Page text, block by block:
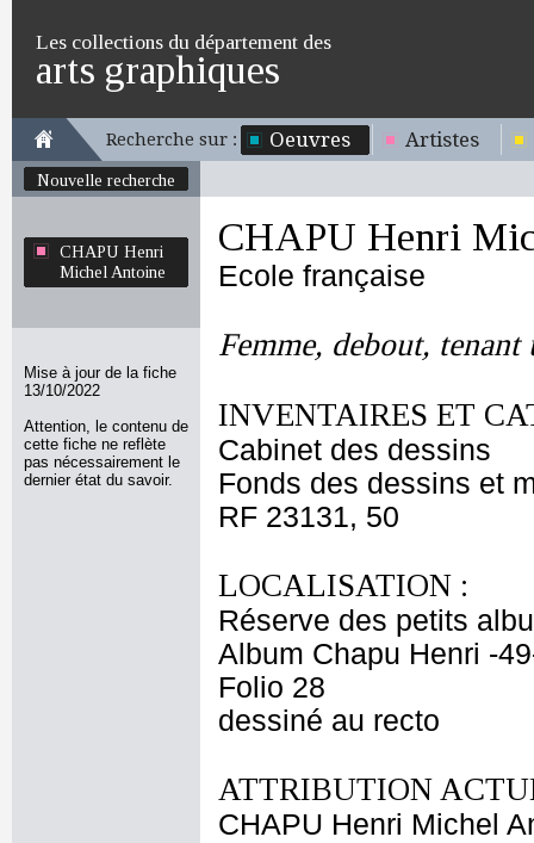
Les collections du département des
arts graphiques
Recherche sur : Oeuvres Artistes
Nouvelle recherche
CHAPU Henri
Michel Antoine
Mise à jour de la fiche
13/10/2022
Attention, le contenu de
cette fiche ne reflète
pas nécessairement le
dernier état du savoir.
CHAPU Henri
Ecole française
Femme, debout,
INVENTAIRES ET
Cabinet des dessins
Fonds des dessins et
RF 23131, 50
LOCALISATION :
Réserve des petits
Album Chapu Henri -
Folio 28
dessiné au recto
ATTRIBUTION
CHAPU Henri Michel